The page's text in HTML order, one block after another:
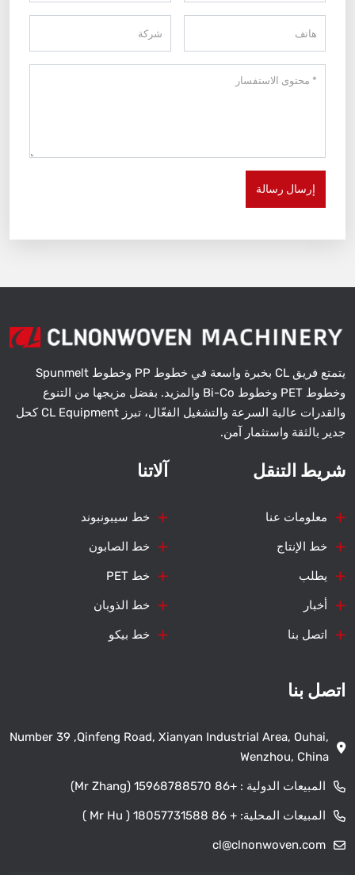
إرسال رسالة
يتمتع فريق CL بخبرة واسعة في خطوط PP وخطوط Spunmelt
وخطوط PET وخطوط Bi-Co والمزيد. بفضل مزيجها من التنوع
والقدرات عالية السرعة والتشغيل الفعّال، تبرز CL Equipment كحل
جدير بالثقة واستثمار آمن.
شريط التنقل
معلومات عنا
خط الإنتاج
يطلب
أخبار
اتصل بنا
آلاتنا
خط سيبونبوند
خط الصابون
خط PET
خط الذوبان
خط بيكو
اتصل بنا
Number 39 ,Qinfeng Road, Xianyan Industrial Area, Ouhai,
Wenzhou, China
المبيعات الدولية : +86 15968788570 (Mr Zhang)
المبيعات المحلية: + 86 18057731588 ( Mr Hu )
cl@clnonwoven.com